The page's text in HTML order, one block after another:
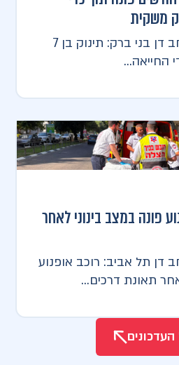
משקית
דוברות הצלה • מרחב דן בני ברק: תינוק בן 7
החייאה...
פונה במצב בינוני לאחר
דן תל אביב: רוכב אופנוע
תאונת דרכים...